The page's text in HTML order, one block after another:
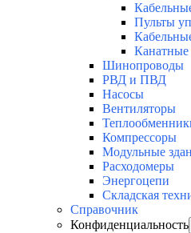
Пульты
Канатные
Шинопроводы
РВД и ПВД
Насосы
Вентиляторы
Компрессоры
Модульные
Расходомеры
Энергоцепи
Складская
Справочник
Конфиденциальность